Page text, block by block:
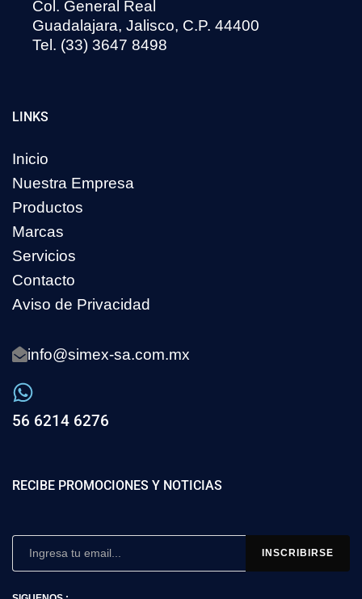
Col. General Real
Guadalajara, Jalisco, C.P. 44400
Tel. (33) 3647 8498
LINKS
Inicio
Nuestra Empresa
Productos
Marcas
Servicios
Contacto
Aviso de Privacidad
info@simex-sa.com.mx
56 6214 6276
RECIBE PROMOCIONES Y NOTICIAS